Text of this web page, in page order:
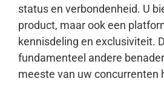
status en verbondenheid. U
product, maar ook een
kennisdeling en exclusiviteit.
fundamenteel andere
meeste van uw concurrenten